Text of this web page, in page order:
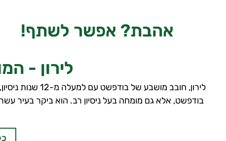
אהבת? אפשר לשתף!
לירון -
לירון, חובב
בודפשט, אלא גם מומחה בעל ניסיון רב. הוא ביקר בעיר